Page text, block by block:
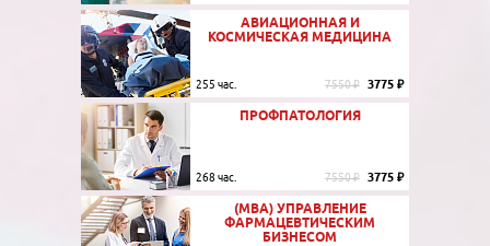
АВИАЦИОННАЯ И
КОСМИЧЕСКАЯ МЕДИЦИНА
255 час. 7550 ₽ 3775 ₽
ПРОФПАТОЛОГИЯ
268 час. 7550 ₽ 3775 ₽
(MBA) УПРАВЛЕНИЕ
ФАРМАЦЕВТИЧЕСКИМ
БИЗНЕСОМ